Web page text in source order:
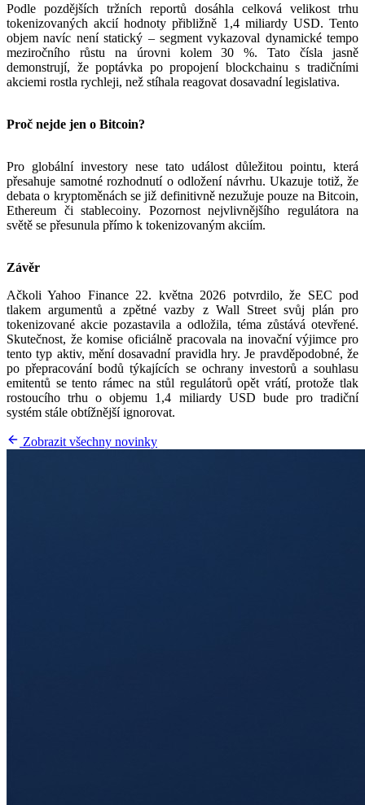
Podle pozdějších tržních reportů dosáhla celková velikost trhu
tokenizovaných akcií hodnoty přibližně 1,4 miliardy USD. Tento
objem navíc není statický – segment vykazoval dynamické tempo
meziročního růstu na úrovni kolem 30 %. Tato čísla jasně
demonstrují, že poptávka po propojení blockchainu s tradičními
akciemi rostla rychleji, než stíhala reagovat dosavadní legislativa.
Proč nejde jen o Bitcoin?
Pro globální investory nese tato událost důležitou pointu, která
přesahuje samotné rozhodnutí o odložení návrhu. Ukazuje totiž, že
debata o kryptoměnách se již definitivně nezužuje pouze na Bitcoin,
Ethereum či stablecoiny. Pozornost nejvlivnějšího regulátora na
světě se přesunula přímo k tokenizovaným akciím.
Závěr
Ačkoli Yahoo Finance 22. května 2026 potvrdilo, že SEC pod
tlakem argumentů a zpětné vazby z Wall Street svůj plán pro
tokenizované akcie pozastavila a odložila, téma zůstává otevřené.
Skutečnost, že komise oficiálně pracovala na inovační výjimce pro
tento typ aktiv, mění dosavadní pravidla hry. Je pravděpodobné, že
po přepracování bodů týkajících se ochrany investorů a souhlasu
emitentů se tento rámec na stůl regulátorů opět vrátí, protože tlak
rostoucího trhu o objemu 1,4 miliardy USD bude pro tradiční
systém stále obtížnější ignorovat.
Zobrazit všechny novinky